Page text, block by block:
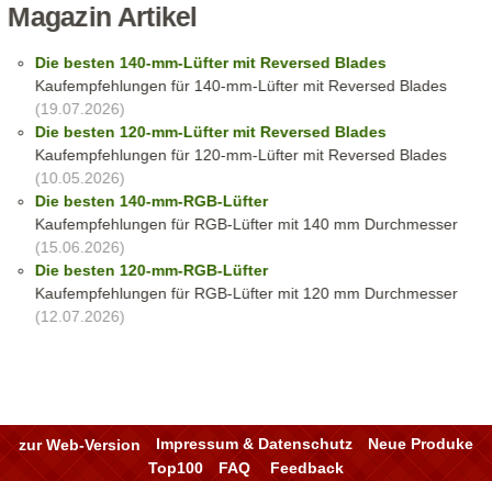
Magazin Artikel
Die besten 140-mm-Lüfter mit Reversed Blades
Kaufempfehlungen für 140-mm-Lüfter mit Reversed Blades
(19.07.2026)
Die besten 120-mm-Lüfter mit Reversed Blades
Kaufempfehlungen für 120-mm-Lüfter mit Reversed Blades
(10.05.2026)
Die besten 140-mm-RGB-Lüfter
Kaufempfehlungen für RGB-Lüfter mit 140 mm Durchmesser
(15.06.2026)
Die besten 120-mm-RGB-Lüfter
Kaufempfehlungen für RGB-Lüfter mit 120 mm Durchmesser
(12.07.2026)
zur Web-Version Impressum & Datenschutz
Neue Produke
Top100
FAQ Feedback